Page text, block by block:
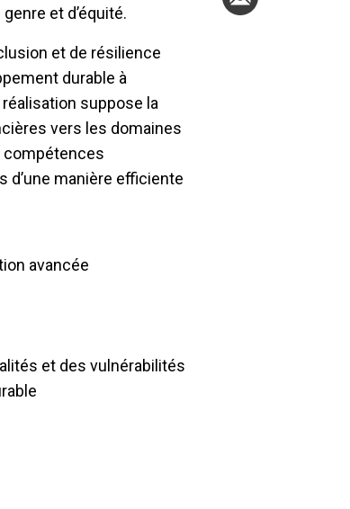
et d’équité.
et de résilience
durable à
réalisation suppose la
vers les domaines
compétences
d’une manière efficiente
avancée
et des vulnérabilités